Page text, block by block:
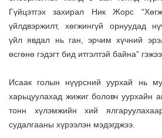
Гүйцэтгэх захирал Ник Жорс
үйлдвэржилт, хөгжингүй орнуудад
үйл явдал нь ган, эрчим хүчний
өсгөнө гэдэгт бид итгэлтэй байна”
Исаак голын нүүрсний уурхай нь
харьцуулахад жижиг боловч уурхайн
тонн хүлэмжийн хий
судалгааны хүрээлэн мэдэгджээ.